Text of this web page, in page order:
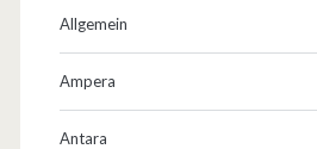
Allgemein
Ampera
Antara